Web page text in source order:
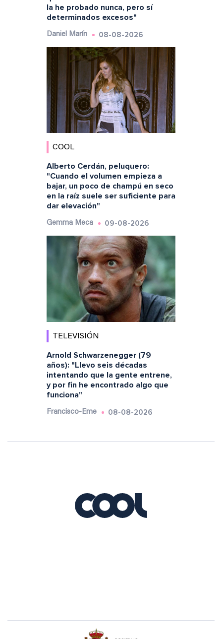
la he probado nunca, pero sí
determinados excesos"
Daniel Marín 08-08-2026
COOL
Alberto Cerdán, peluquero:
"Cuando el volumen empieza a
bajar, un poco de champú en seco
en la raíz suele ser suficiente para
dar elevación"
Gemma Meca 09-08-2026
TELEVISIÓN
Arnold Schwarzenegger (79
años): "Llevo seis décadas
intentando que la gente entrene,
y por fin he encontrado algo que
funciona"
Francisco-Eme 08-08-2026